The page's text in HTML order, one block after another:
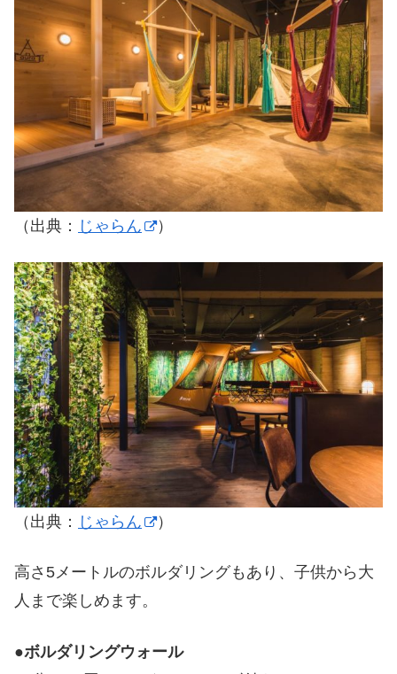
（出典： じゃらん ）
（出典： じゃらん ）
高さ5メートルのボルダリングもあり、子供から大
人まで楽しめます。
●ボルダリングウォール